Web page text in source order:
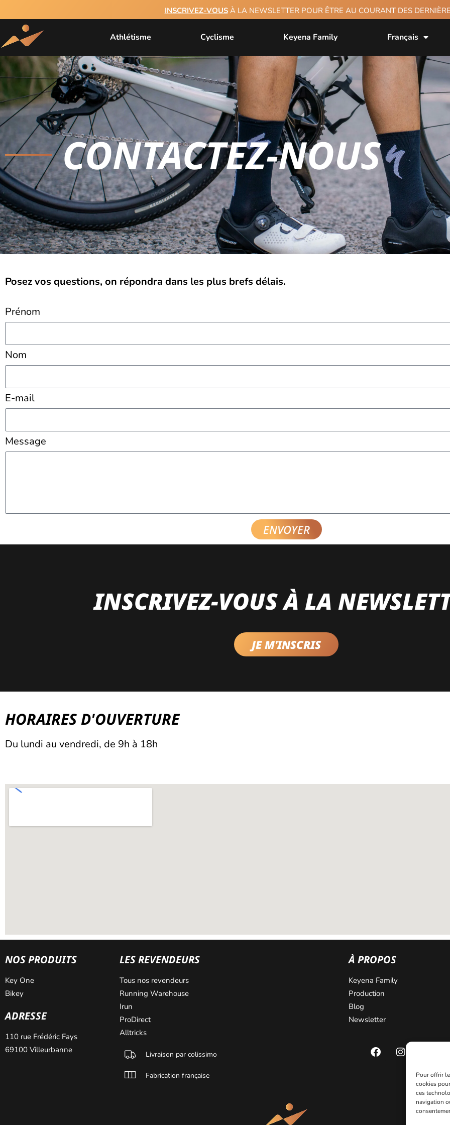
Pour offrir
cookies
ces
navigation
INSCRIVEZ-VOUSÀ LA NEWSLETTER POUR ÊTRE AU COURANT DES
Athlétisme Cyclisme Keyena Family Français
CONTACTEZ-NOUS
Posez vos questions, on répondra dans les plus brefs délais.
Prénom
Nom
E-mail
Message
ENVOYER
INSCRIVEZ-VOUS À LA
JE M'INSCRIS
HORAIRES D'OUVERTURE
Du lundi au vendredi, de 9h à 18h
NOS PRODUITS
Key One
Bikey
ADRESSE
110 rue Frédéric Fays
69100 Villeurbanne
LES REVENDEURS
Tous nos revendeurs
Running Warehouse
Irun
ProDirect
Alltricks
Livraison par colissimo
Fabrication française
À PROPOS
Keyena Family
Production
Blog
Newsletter